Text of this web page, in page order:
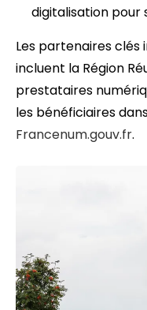
digitalisation pour
Les partenaires
incluent la Région
prestataires
les bénéficiaires
Francenum.gouv.fr.